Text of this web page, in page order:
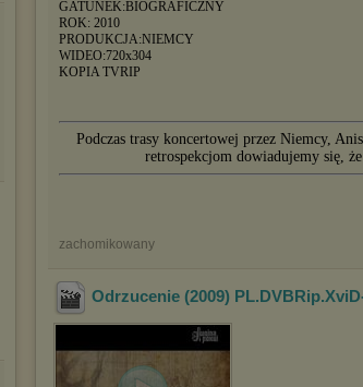
GATUNEK:BIOGRAFICZNY
ROK: 2010
PRODUKCJA:NIEMCY
WIDEO:720x304
KOPIA TVRIP
Podczas trasy koncertowej przez Niemcy,
retrospekcjom dowiadujemy się,
zachomikowany
Odrzucenie (2009)